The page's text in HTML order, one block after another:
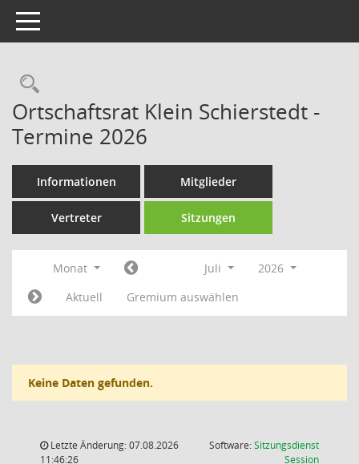
Toggle navigation
Rechercheauswahl
Ortschaftsrat Klein Schierstedt -
Termine 2026
Informationen Mitglieder
Vertreter Sitzungen
Monat Juli
2026
Aktuell
Gremium auswählen
Keine Daten gefunden.
Letzte Änderung: 07.08.2026
11:46:26
Software:Sitzungsdienst
Session(Wird in